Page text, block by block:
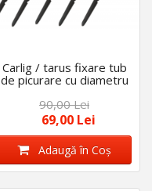
Carlig / tarus fixare tub
de picurare cu diametru
de 16 mm - 20 mm, set
100 bucati
90,00 Lei
69,00 Lei
Adaugă în Coş